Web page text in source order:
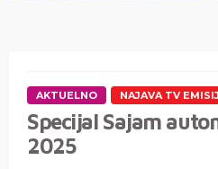
AKTUELNO NAJAVA TV
Specijal Sajam
2025